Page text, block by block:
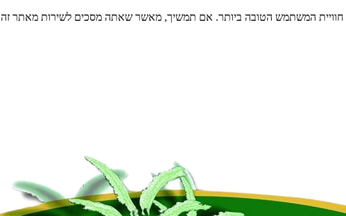
חוויית המשתמש הטובה ביותר. אם תמשיך, מאשר שאתה מסכים לשירות מאתר זה